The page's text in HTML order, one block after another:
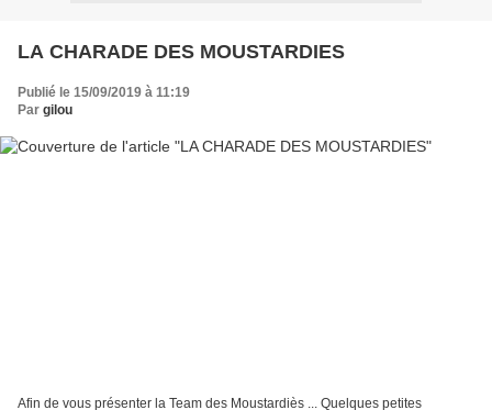
LA CHARADE DES MOUSTARDIES
Publié le 15/09/2019 à 11:19
Par gilou
Afin de vous présenter la Team des Moustardiès ... Quelques petites